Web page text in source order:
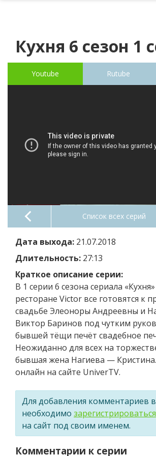
Кухня 6 сезон 1
Youtube Rutube
Список всех серий
Дата выхода: 21.07.2018
Длительность: 27:13
Краткое описание серии:
В 1 серии 6 сезона сериала
ресторане Victor все готовятся к
свадьбе Элеоноры Андреевны и
Виктор Баринов под чутким
бывшей тёщи печёт свадебное
Неожиданно для всех на
бывшая жена Нагиева —
онлайн на сайте UniverTV.
Для добавления комментариев
необходимо зарегистрироваться
на сайт под своим именем.
Комментарии к серии